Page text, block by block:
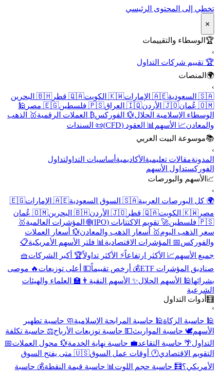
تخطي إلى المحتوى الرئيسي
✕
🏆الوسطاء والتقييمات
🏆 تقييم شركات التداول
🌍المنصات
🇸🇦 السعودية
🇦🇪 الإمارات 🇰🇼 الكويت 🇶🇦 قطر
🇧🇭 البحرين
🇴🇲 عُمان
🇯🇴 الأردن 🇮🇶 العراق 🇵🇸 فلسطين 🇪🇬 مصر
🕌
الوسطاء الإسلامية الحلال 💱 الفوركس ₿ العملات الرقمية🥇 الذهب
والمعادن📈 الأسهم📊 العقود (CFD)
📜 السندات
📚موسوعة البيت العربي
المدونةمقالات تعليميةالأكاديميةأساسيات التداولتداول
الفوركستداول الأسهم
📈الأسهم والبورصات
🌍 كل البورصات العربية🇸🇦 السوق السعودية 🇦🇪 الإمارات
🇪🇬
مصر 🇰🇼 الكويت 🇶🇦 قطر 🇯🇴 الأردن 🇧🇭 البحرين
🇴🇲 عُمان
🇵🇸 فلسطين
🚀 تقويم الاكتتابات (IPO) 🌐 المؤشرات العالمية🥇
سعر الذهب اليوم🥇 أسعار الذهب والمعادن💱 أسعار العملات
والفوركس 📅 المؤشرات الاقتصادية📊 فلتر الأسهم الأمريكية📋
جميع الأسهم📈 الأكثر ارتفاعاً⚡ الأكثر تداولاً🏆 أكبر الشركات🧺
صناديق المؤشرات ETF
💰 أرخص تقييماً💵 أعلى توزيعات🔥 موصى
بشرائها🕌 الأسهم الحلال ✨ الأسهم النقية👨‍🏫 العلماء والهيئات
الشرعية
🧮أدوات التداول
🕌 حاسبة الزكاة🕌 حاسبة المرابحة الإسلامية🧼 حاسبة تطهير
الأسهم🕊️ حاسبة المواريث💵 حاسبة توزيعات الأرباح⚖️ حاسبة تكلفة
التداول 🌴 حاسبة التقاعد💼 حاسبة نهاية الخدمة💱 محول العملات📅
التقويم الاقتصادي🕐 أوقات عمل السوق
🇺🇸 متى يفتح السوق
الأمريكي؟🧮 حاسبة حجم اللوت📊 حاسبة قيمة النقطة💰 حاسبة